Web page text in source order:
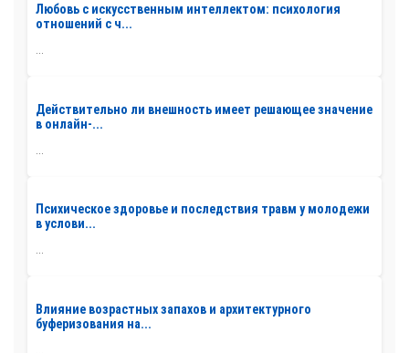
Любовь с искусственным интеллектом: психология
отношений с ч...
Действительно ли внешность имеет решающее значение
в онлайн-...
Психическое здоровье и последствия травм у молодежи
в услови...
...
Влияние возрастных запахов и архитектурного
буферизования на...